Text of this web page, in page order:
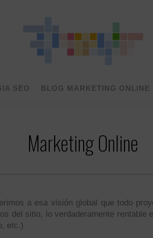
SEO BLOG MARKETING ONLINE
Marketing Online
a esa visión global que todo
del sitio, lo verdaderamente rentable
etc.)